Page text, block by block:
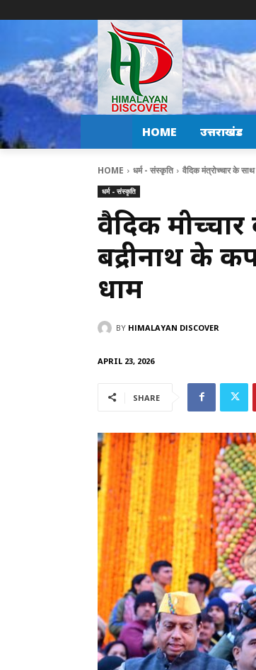
HOME उत्तराखंड
HOME धर्म - संस्कृति वैदिक मंत्रोच्चार के
धर्म - संस्कृति
वैदिक
बद्रीनाथ के
धाम
BY HIMALAYAN DISCOVER
APRIL 23, 2026
SHARE